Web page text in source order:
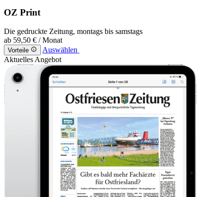
OZ Print
Die gedruckte Zeitung, montags bis samstags
ab 59,50 € / Monat
Vorteile
Auswählen
Aktuelles Angebot